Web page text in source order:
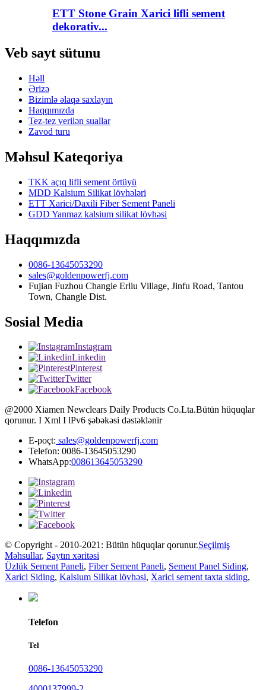
ETT Stone Grain Xarici lifli sement
dekorativ...
Veb sayt sütunu
Həll
Ərizə
Bizimlə əlaqə saxlayın
Haqqımızda
Tez-tez verilən suallar
Zavod turu
Məhsul Kateqoriya
TKK açıq lifli sement örtüyü
MDD Kalsium Silikat lövhələri
ETT Xarici/Daxili Fiber Sement Paneli
GDD Yanmaz kalsium silikat lövhəsi
Haqqımızda
0086-13645053290
sales@goldenpowerfj.com
Fujian Fuzhou Changle Erliu Village, Jinfu Road, Tantou
Town, Changle Dist.
Sosial Media
Instagram
Linkedin
Pinterest
Twitter
Facebook
@2000 Xiamen Newclears Daily Products Co.Lta.Bütün hüquqlar
qorunur. I Xml I lPv6 şəbəkəsi dəstəklənir
E-poçt: sales@goldenpowerfj.com
Telefon: 0086-13645053290
WhatsApp:008613645053290
© Copyright - 2010-2021: Bütün hüquqlar qorunur.Seçilmiş
Məhsullar, Saytın xəritəsi
Üzlük Sement Paneli, Fiber Sement Paneli, Sement Panel Siding,
Xarici Siding, Kalsium Silikat lövhəsi, Xarici sement taxta siding,
Telefon
Tel
0086-13645053290